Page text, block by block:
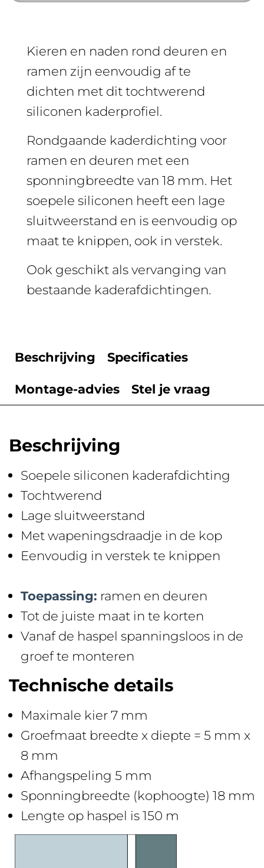
Kieren en naden rond deuren en
ramen zijn eenvoudig af te
dichten met dit tochtwerend
siliconen kaderprofiel.
Rondgaande kaderdichting voor
ramen en deuren met een
sponningbreedte van 18 mm. Het
soepele siliconen heeft een lage
sluitweerstand en is eenvoudig op
maat te knippen, ook in verstek.
Ook geschikt als vervanging van
bestaande kaderafdichtingen.
Beschrijving Specificaties
Montage-advies Stel je vraag
Beschrijving
Soepele siliconen kaderafdichting
Tochtwerend
Lage sluitweerstand
Met wapeningsdraadje in de kop
Eenvoudig in verstek te knippen
Toepassing: ramen en deuren
Tot de juiste maat in te korten
Vanaf de haspel spanningsloos in de
groef te monteren
Technische details
Maximale kier 7 mm
Groefmaat breedte x diepte = 5 mm x
8 mm
Afhangspeling 5 mm
Sponningbreedte (kophoogte) 18 mm
Lengte op haspel is 150 m